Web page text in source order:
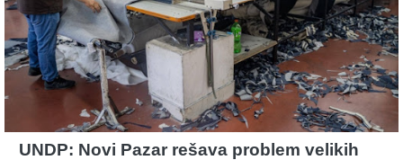
UNDP: Novi Pazar rešava problem velikih